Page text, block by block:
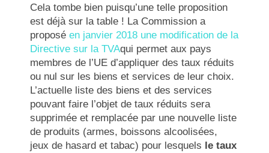
Cela tombe bien puisqu’une telle proposition
est déjà sur la table ! La Commission a
proposéen janvier 2018 une modification de la
Directive sur la TVAqui permet aux pays
membres de l’UE d’appliquer des taux réduits
ou nul sur les biens et services de leur choix.
L’actuelle liste des biens et des services
pouvant faire l’objet de taux réduits sera
supprimée et remplacée par une nouvelle liste
de produits (armes, boissons alcoolisées,
jeux de hasard et tabac) pour lesquels le taux